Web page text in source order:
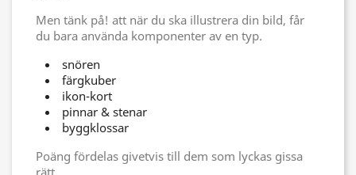
Men tänk på! att när du ska illustrera din bild, får
du bara använda komponenter av en typ.
snören
färgkuber
ikon-kort
pinnar & stenar
byggklossar
Poäng fördelas givetvis till dem som lyckas gissa
rätt.